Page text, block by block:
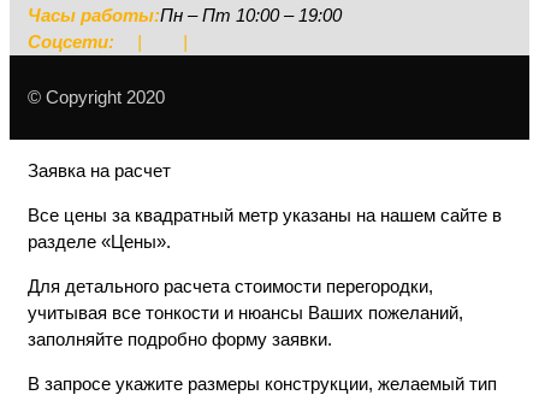
Часы работы:Пн – Пт 10:00 – 19:00
Соцсети:
| |
© Copyright 2020
Заявка на расчет
Все цены за квадратный метр указаны на нашем сайте в
разделе «Цены».
Для детального расчета стоимости перегородки,
учитывая все тонкости и нюансы Ваших пожеланий,
заполняйте подробно форму заявки.
В запросе укажите размеры конструкции, желаемый тип